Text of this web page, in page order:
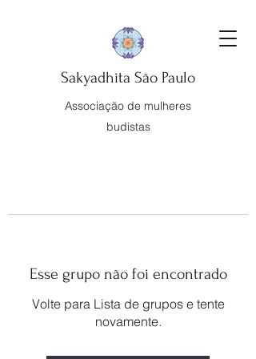
Sakyadhita São Paulo
Associação de mulheres
budistas
Esse grupo não foi encontrado
Volte para Lista de grupos e tente
novamente.